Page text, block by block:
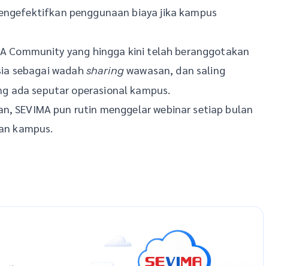
penggunaan biaya jika kampus
Community yang hingga kini telah beranggotakan
sebagai wadah sharingwawasan, dan saling
ada seputar operasional kampus.
SEVIMA pun rutin menggelar webinar setiap bulan
kampus.